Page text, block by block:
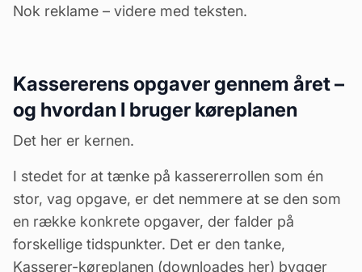
Nok reklame – videre med teksten.
Kassererens opgaver gennem året –
og hvordan I bruger køreplanen
Det her er kernen.
I stedet for at tænke på kassererrollen som én
stor, vag opgave, er det nemmere at se den som
en række konkrete opgaver, der falder på
forskellige tidspunkter. Det er den tanke,
Kasserer-køreplanen (downloades her) bygger